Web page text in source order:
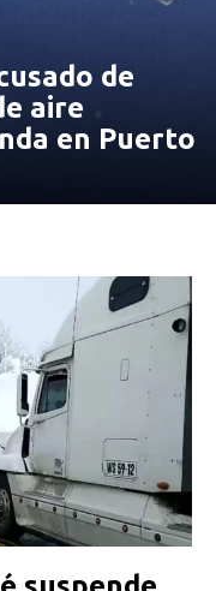
de
aire
en Puerto